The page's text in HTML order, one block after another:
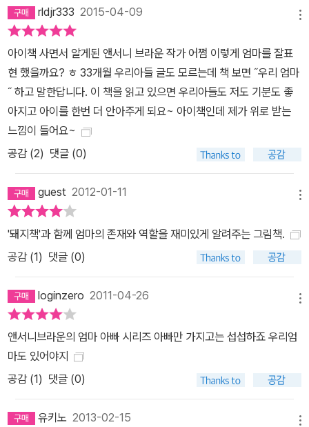
rldjr333 2015-04-09
아이책 사면서 알게된 앤서니 브라운 작가 어쩜 이렇게 엄마를 잘표
현 했을까요? ㅎ 33개월 우리아들 글도 모르는데 책 보면 ˝우리 엄마
˝ 하고 말한답니다. 이 책을 읽고 있으면 우리아들도 저도 기분도 좋
아지고 아이를 한번 더 안아주게 되요~ 아이책인데 제가 위로 받는
느낌이 들어요~
공감 (2) 댓글 (0)
guest 2012-01-11
'돼지책'과 함께 엄마의 존재와 역할을 재미있게 알려주는 그림책.
공감 (1) 댓글 (0)
loginzero 2011-04-26
앤서니브라운의 엄마 아빠 시리즈 아빠만 가지고는 섭섭하죠 우리엄
마도 있어야지
공감 (1) 댓글 (0)
유키노 2013-02-15